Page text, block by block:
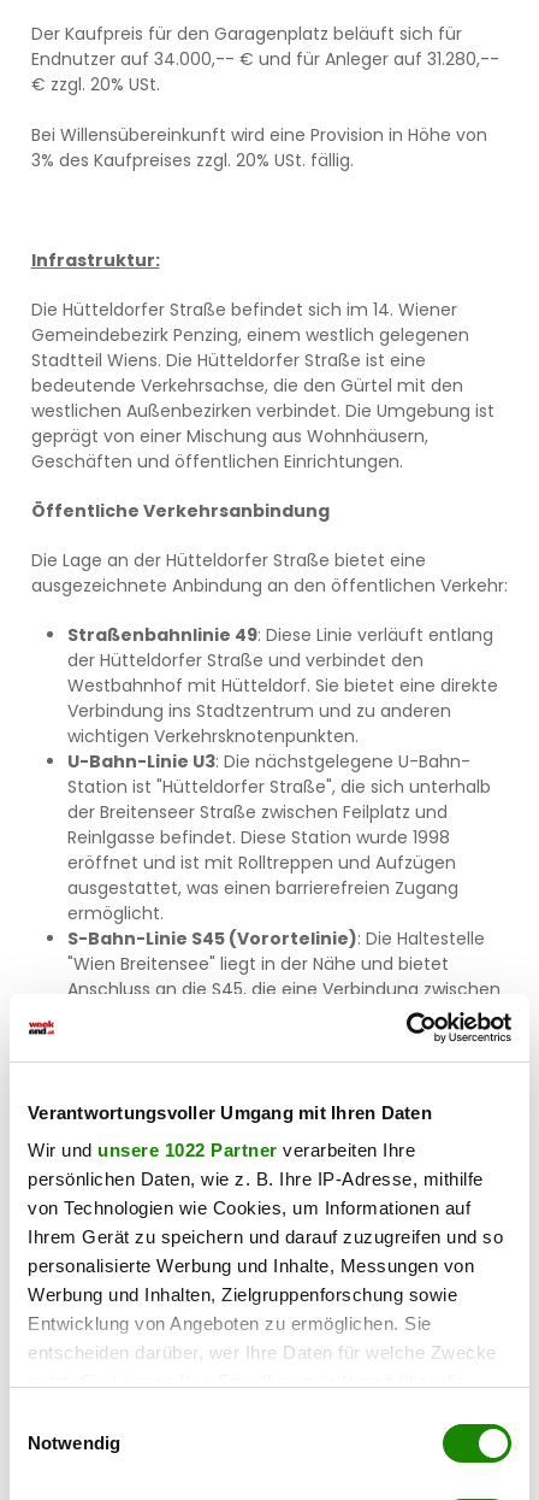
Verantwortungsvoller Umgang mit Ihren Daten
Wir und unsere 1022 Partner verarbeiten Ihre
persönlichen Daten, wie z. B. Ihre IP-Adresse, mithilfe
von Technologien wie Cookies, um Informationen auf
Ihrem Gerät zu speichern und darauf zuzugreifen und so
personalisierte Werbung und Inhalte, Messungen von
Werbung und Inhalten, Zielgruppenforschung sowie
Entwicklung von Angeboten zu ermöglichen. Sie
entscheiden darüber, wer Ihre Daten für welche Zwecke
Trigger Symbol ändern oder widerrufen
Notwendig
Der Kaufpreis für den Garagenplatz beläuft sich für
Endnutzer auf 34.000,-- € und für Anleger auf 31.280,--
€ zzgl. 20% USt.
Bei Willensübereinkunft wird eine Provision in Höhe von
3% des Kaufpreises zzgl. 20% USt. fällig.
Infrastruktur:
Die Hütteldorfer Straße befindet sich im 14. Wiener
Gemeindebezirk Penzing, einem westlich gelegenen
Stadtteil Wiens. Die Hütteldorfer Straße ist eine
bedeutende Verkehrsachse, die den Gürtel mit den
westlichen Außenbezirken verbindet. Die Umgebung ist
geprägt von einer Mischung aus Wohnhäusern,
Geschäften und öffentlichen Einrichtungen.
Öffentliche Verkehrsanbindung
Die Lage an der Hütteldorfer Straße bietet eine
ausgezeichnete Anbindung an den öffentlichen Verkehr:
Straßenbahnlinie 49: Diese Linie verläuft entlang
der Hütteldorfer Straße und verbindet den
Westbahnhof mit Hütteldorf. Sie bietet eine direkte
Verbindung ins Stadtzentrum und zu anderen
wichtigen Verkehrsknotenpunkten.
U-Bahn-Linie U3: Die nächstgelegene U-Bahn-
Station ist "Hütteldorfer Straße", die sich unterhalb
der Breitenseer Straße zwischen Feilplatz und
Reinlgasse befindet. Diese Station wurde 1998
eröffnet und ist mit Rolltreppen und Aufzügen
ausgestattet, was einen barrierefreien Zugang
ermöglicht.
S-Bahn-Linie S45 (Vorortelinie): Die Haltestelle
"Wien Breitensee" liegt in der Nähe und bietet
Anschluss an die S45, die eine Verbindung zwischen
Hütteldorf und Handelskai herstellt. Diese Linie ist
besonders nützlich für Fahrten entlang des
westlichen Stadtrands.
Zusätzlich befinden sich in der Umgebung mehrere
Buslinien, die weitere Verbindungen innerhalb Wiens
ermöglichen. Die Kombination aus Straßenbahn, U-Bahn
und S-Bahn gewährleistet eine flexible und effiziente
Mobilität sowohl in die Innenstadt als auch in andere
Bezirke.
Energieausweis:
Der Energieausweis beläuft sich auf36kWh/m²a